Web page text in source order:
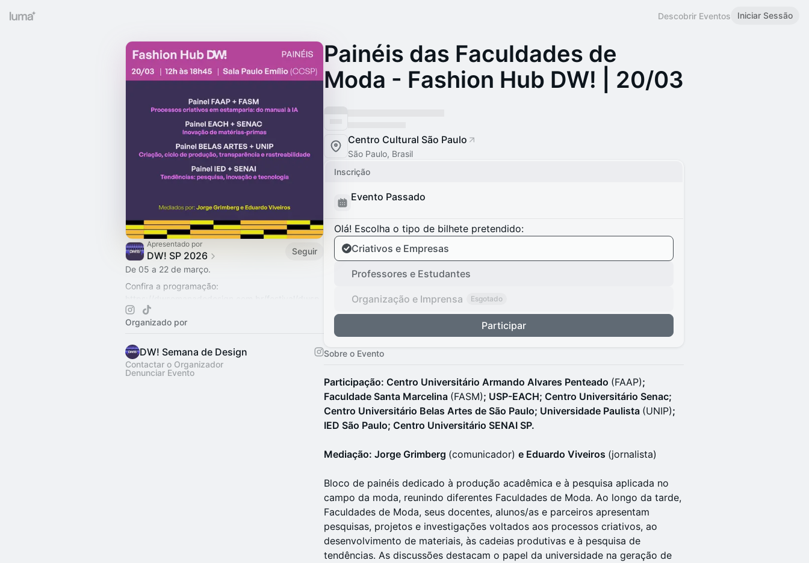
Descobrir Eventos Iniciar Sessão
Apresentado por
DW! SP 2026
Seguir
De 05 a 22 de março.
Confira a programação:
2026/
Tudo sobre o Fashion Hub DW!:
hub-d…
Organizado por
DW! Semana de Design
Contactar o Organizador
Denunciar Evento
Painéis das Faculdades de
Moda - Fashion Hub DW! | 20/03
Centro Cultural São Paulo
São Paulo, Brasil
Inscrição
Evento Passado
Olá! Escolha o tipo de bilhete pretendido:
Criativos e Empresas
Professores e Estudantes
Organização e Imprensa Esgotado
Participar
Sobre o Evento
Participação: Centro Universitário Armando Alvares Penteado (FAAP);
Faculdade Santa Marcelina (FASM); USP-EACH; Centro Universitário Senac;
Centro Universitário Belas Artes de São Paulo; Universidade Paulista (UNIP);
IED São Paulo; Centro Universitário SENAI SP.
Mediação: Jorge Grimberg (comunicador) e Eduardo Viveiros (jornalista)
Bloco de painéis dedicado à produção acadêmica e à pesquisa aplicada no
campo da moda, reunindo diferentes Faculdades de Moda. Ao longo da tarde,
Faculdades de Moda, seus docentes, alunos/as e parceiros apresentam
pesquisas, projetos e investigações voltados aos processos criativos, ao
desenvolvimento de materiais, às cadeias produtivas e à pesquisa de
tendências. As discussões destacam o papel da universidade na geração de